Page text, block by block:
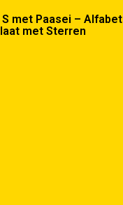
met Paasei – Alfabet
met Sterren